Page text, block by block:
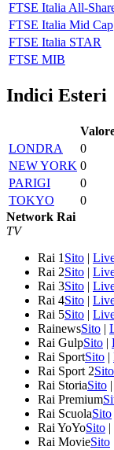
FTSE Italia All-
FTSE Italia Mid Cap
FTSE Italia STAR
FTSE MIB
Indici Esteri
LONDRA
0
NEW YORK 0
PARIGI
0
TOKYO
0
Network Rai
TV
Rai 1 Sito |
Rai 2Sito |
Rai 3Sito |
Rai 4Sito |
Rai 5Sito |
RainewsSito |
Rai GulpSito |
Rai SportSito |
Rai Sport 2Sito
Rai StoriaSito |
Rai Premium
Rai ScuolaSito
Rai YoYoSito |
Rai MovieSito